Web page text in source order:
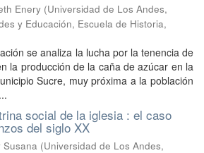
Enery (Universidad de Los Andes,
y Educación, Escuela de Historia,
se analiza la lucha por la tenencia de
la producción de la caña de azúcar en la
Sucre, muy próxima a la población
social de la iglesia : el caso
del siglo XX
Susana (Universidad de Los Andes,